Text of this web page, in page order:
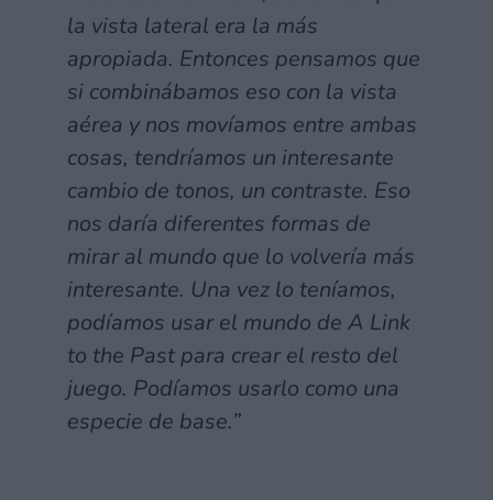
la vista lateral era la más
apropiada. Entonces pensamos que
si combinábamos eso con la vista
aérea y nos movíamos entre ambas
cosas, tendríamos un interesante
cambio de tonos, un contraste. Eso
nos daría diferentes formas de
mirar al mundo que lo volvería más
interesante. Una vez lo teníamos,
podíamos usar el mundo de A Link
to the Past para crear el resto del
juego. Podíamos usarlo como una
especie de base.”